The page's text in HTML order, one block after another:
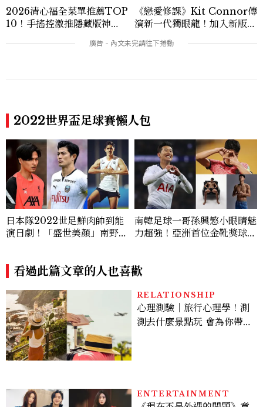
2026清心福全菜單推薦TOP
10！手搖控激推隱藏版神
《戀愛修課》Kit Connor傳
演新一代獨眼龍！加入新版
Sink
2022世界盃足球賽懶人包
日本隊2022世足鮮肉帥到能
演日劇！「盛世美顏」南野拓
南韓足球一哥孫興慜小眼睛魅
力超強！亞洲首位金靴獎球
看過此篇文章的人也喜歡
RELATIONSHIP
心理測驗｜旅行心理學！測
測去什麼景點玩 會為你帶來
ENTERTAINMENT